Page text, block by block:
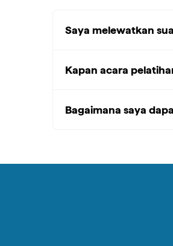
Saya melewatkan
Kapan acara
Bagaimana saya